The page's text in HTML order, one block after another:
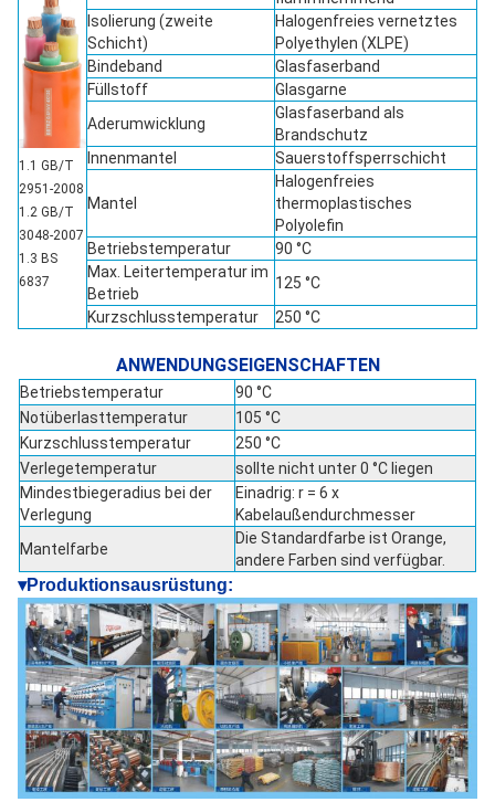
1.1 GB/T
2951-2008
1.2 GB/T
3048-2007
1.3 BS
6837
Isolierung (zweite
Schicht)
Halogenfreies vernetztes
Polyethylen (XLPE)
Bindeband
Glasfaserband
Füllstoff
Glasgarne
Aderumwicklung
Glasfaserband als
Brandschutz
Innenmantel
Sauerstoffsperrschicht
Mantel
Halogenfreies
thermoplastisches
Polyolefin
Betriebstemperatur
90 °C
Max. Leitertemperatur im
Betrieb
125 °C
Kurzschlusstemperatur
250 °C
ANWENDUNGSEIGENSCHAFTEN
Betriebstemperatur
90 °C
Notüberlasttemperatur
105 °C
Kurzschlusstemperatur
250 °C
Verlegetemperatur
sollte nicht unter 0 °C liegen
Mindestbiegeradius bei der
Verlegung
Einadrig: r = 6 x
Kabelaußendurchmesser
Mantelfarbe
Die Standardfarbe ist Orange,
andere Farben sind verfügbar.
▾Produktionsausrüstung: